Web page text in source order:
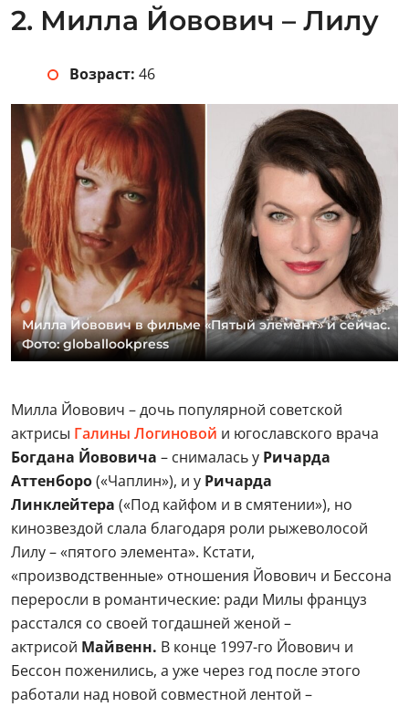
2. Милла Йовович – Лилу
Возраст: 46
Милла Йовович в фильме «Пятый элемент» и сейчас.
Фото: globallookpress
Милла Йовович – дочь популярной советской
актрисы Галины Логиновой и югославского врача
Богдана Йововича – снималась у Ричарда
Аттенборо(«Чаплин»), и у Ричарда
Линклейтера («Под кайфом и в смятении»), но
кинозвездой слала благодаря роли рыжеволосой
Лилу – «пятого элемента». Кстати,
«производственные» отношения Йовович и Бессона
переросли в романтические: ради Милы француз
расстался со своей тогдашней женой –
актрисой Майвенн. В конце 1997-го Йовович и
Бессон поженились, а уже через год после этого
работали над новой совместной лентой –